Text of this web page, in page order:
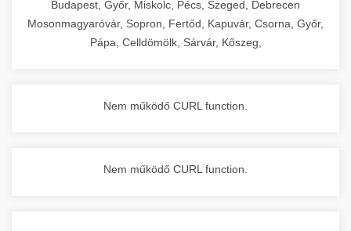
Budapest, Győr, Miskolc, Pécs, Szeged, Debrecen
Mosonmagyaróvár, Sopron, Fertőd, Kapuvár, Csorna, Győr,
Pápa, Celldömölk, Sárvár, Kőszeg,
Nem működő CURL function.
Nem működő CURL function.